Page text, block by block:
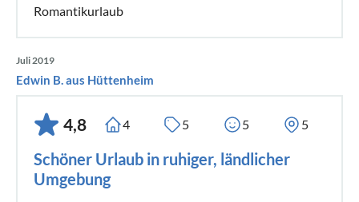
Romantikurlaub
Juli 2019
Edwin B. aus Hüttenheim
4,8 4 5 5 5
Schöner Urlaub in ruhiger, ländlicher
Umgebung